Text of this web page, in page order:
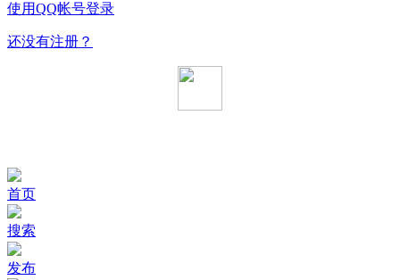
使用QQ帐号登录
还没有注册？
首页
搜索
发布